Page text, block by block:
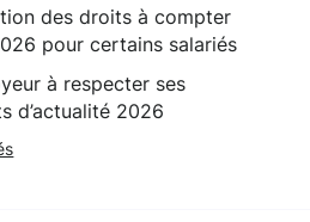
des droits à compter
pour certains salariés
à respecter ses
d’actualité 2026